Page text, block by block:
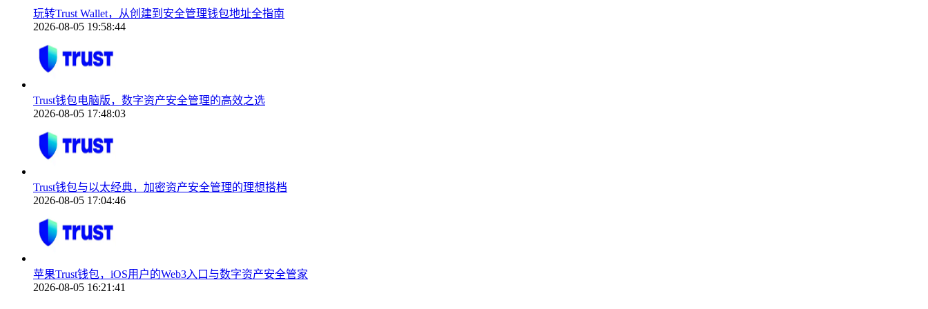
玩转Trust Wallet，从创建到安全管理钱包地址全指南
2026-08-05 19:58:44
Trust钱包电脑版，数字资产安全管理的高效之选
2026-08-05 17:48:03
Trust钱包与以太经典，加密资产安全管理的理想搭档
2026-08-05 17:04:46
苹果Trust钱包，iOS用户的Web3入口与数字资产安全管家
2026-08-05 16:21:41